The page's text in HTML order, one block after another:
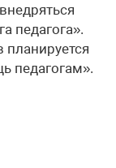
педагога».
педагогам».